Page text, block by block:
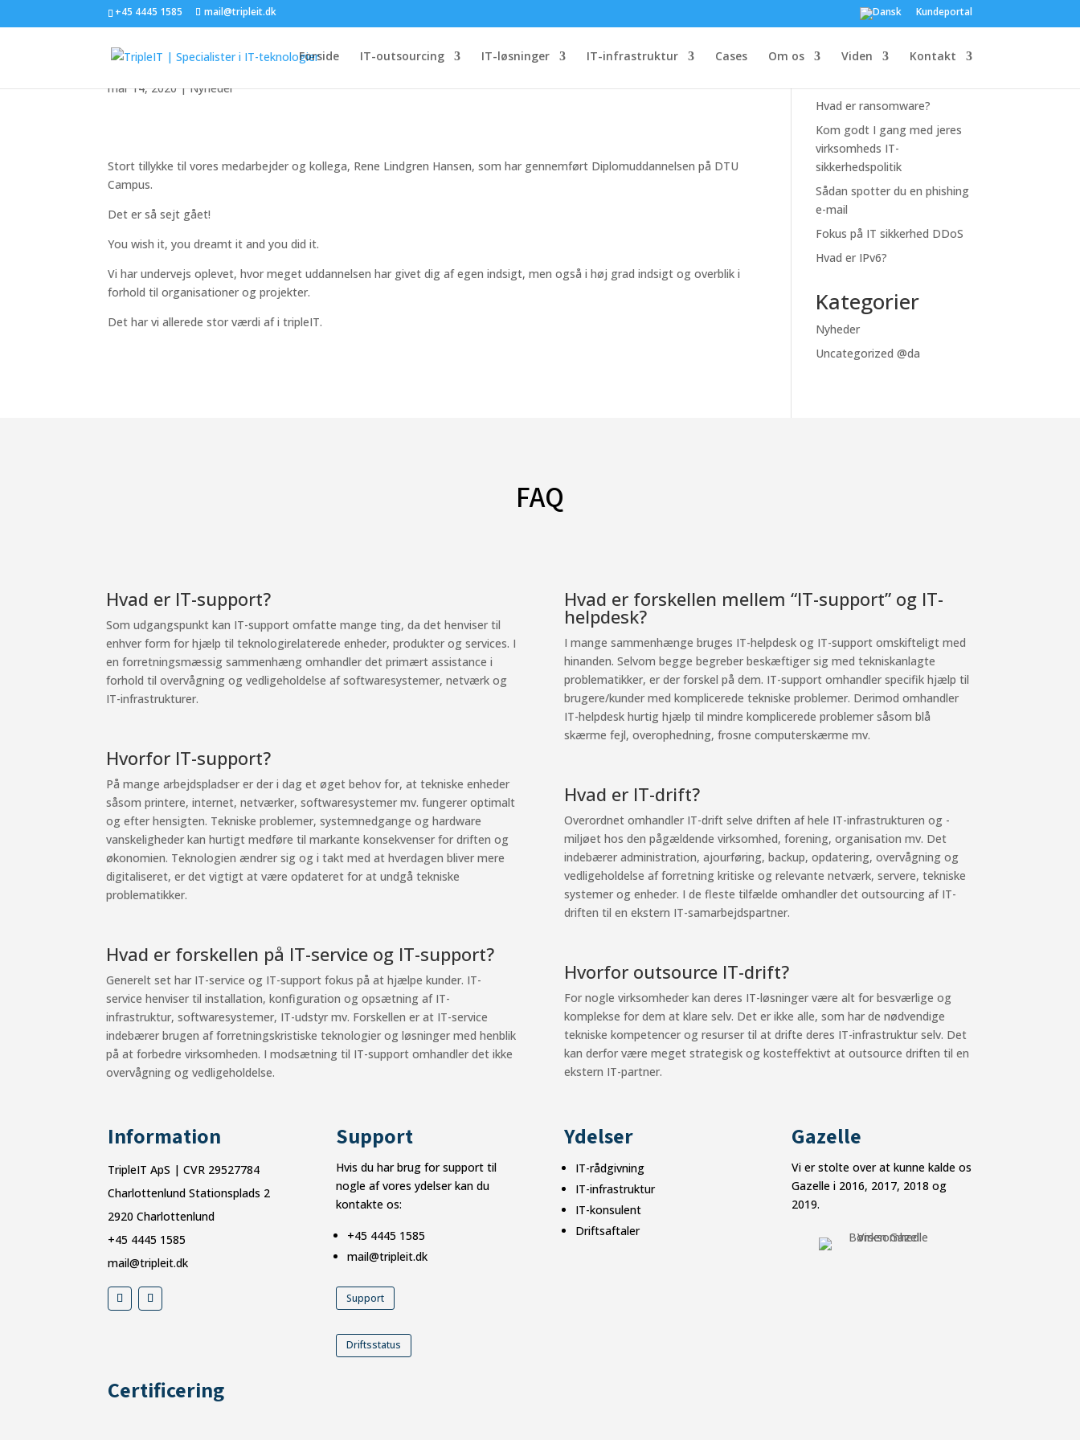
+45 4445 1585 mail@tripleit.dk Kundeportal
Forside IT-outsourcing IT-løsninger IT-infrastruktur Cases Om os Viden Kontakt
Rene har gennemført Diplomuddannelsen
mar 14, 2020|Nyheder
Stort tillykke til vores medarbejder og kollega, Rene Lindgren Hansen, som har gennemført Diplomuddannelsen på DTU
Campus.
Det er så sejt gået!
You wish it, you dreamt it and you did it.
Vi har undervejs oplevet, hvor meget uddannelsen har givet dig af egen indsigt, men også i høj grad indsigt og overblik i
forhold til organisationer og projekter.
Det har vi allerede stor værdi af i tripleIT.
Udvalgte
Hvad er ransomware?
Kom godt I gang med jeres
virksomheds IT-
sikkerhedspolitik
Sådan spotter du en phishing
e-mail
Fokus på IT sikkerhed DDoS
Hvad er IPv6?
Kategorier
Nyheder
Uncategorized @da
FAQ
Hvad er IT-support?
Som udgangspunkt kan IT-support omfatte mange ting, da det henviser til
enhver form for hjælp til teknologirelaterede enheder, produkter og services. I
en forretningsmæssig sammenhæng omhandler det primært assistance i
forhold til overvågning og vedligeholdelse af softwaresystemer, netværk og
IT-infrastrukturer.
Hvorfor IT-support?
På mange arbejdspladser er der i dag et øget behov for, at tekniske enheder
såsom printere, internet, netværker, softwaresystemer mv. fungerer optimalt
og efter hensigten. Tekniske problemer, systemnedgange og hardware
vanskeligheder kan hurtigt medføre til markante konsekvenser for driften og
økonomien. Teknologien ændrer sig og i takt med at hverdagen bliver mere
digitaliseret, er det vigtigt at være opdateret for at undgå tekniske
problematikker.
Hvad er forskellen på IT-service og IT-support?
Generelt set har IT-service og IT-support fokus på at hjælpe kunder. IT-
service henviser til installation, konfiguration og opsætning af IT-
infrastruktur, softwaresystemer, IT-udstyr mv. Forskellen er at IT-service
indebærer brugen af forretningskristiske teknologier og løsninger med henblik
på at forbedre virksomheden. I modsætning til IT-support omhandler det ikke
overvågning og vedligeholdelse.
Hvad er forskellen mellem “IT-support” og IT-
helpdesk?
I mange sammenhænge bruges IT-helpdesk og IT-support omskifteligt med
hinanden. Selvom begge begreber beskæftiger sig med tekniskanlagte
problematikker, er der forskel på dem. IT-support omhandler specifik hjælp til
brugere/kunder med komplicerede tekniske problemer. Derimod omhandler
IT-helpdesk hurtig hjælp til mindre komplicerede problemer såsom blå
skærme fejl, overophedning, frosne computerskærme mv.
Hvad er IT-drift?
Overordnet omhandler IT-drift selve driften af hele IT-infrastrukturen og -
miljøet hos den pågældende virksomhed, forening, organisation mv. Det
indebærer administration, ajourføring, backup, opdatering, overvågning og
vedligeholdelse af forretning kritiske og relevante netværk, servere, tekniske
systemer og enheder. I de fleste tilfælde omhandler det outsourcing af IT-
driften til en ekstern IT-samarbejdspartner.
Hvorfor outsource IT-drift?
For nogle virksomheder kan deres IT-løsninger være alt for besværlige og
komplekse for dem at klare selv. Det er ikke alle, som har de nødvendige
tekniske kompetencer og resurser til at drifte deres IT-infrastruktur selv. Det
kan derfor være meget strategisk og kosteffektivt at outsource driften til en
ekstern IT-partner.
Information
TripleIT ApS | CVR 29527784
Charlottenlund Stationsplads 2
2920 Charlottenlund
+45 4445 1585
mail@tripleit.dk
Support
Hvis du har brug for support til
nogle af vores ydelser kan du
kontakte os:
+45 4445 1585
mail@tripleit.dk
Support
Driftsstatus
Ydelser
IT-rådgivning
IT-infrastruktur
IT-konsulent
Driftsaftaler
Gazelle
Vi er stolte over at kunne kalde os
Gazelle i 2016, 2017, 2018 og
2019.
Certificering